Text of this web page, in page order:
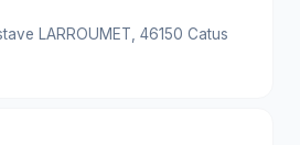
LARROUMET, 46150 Catus